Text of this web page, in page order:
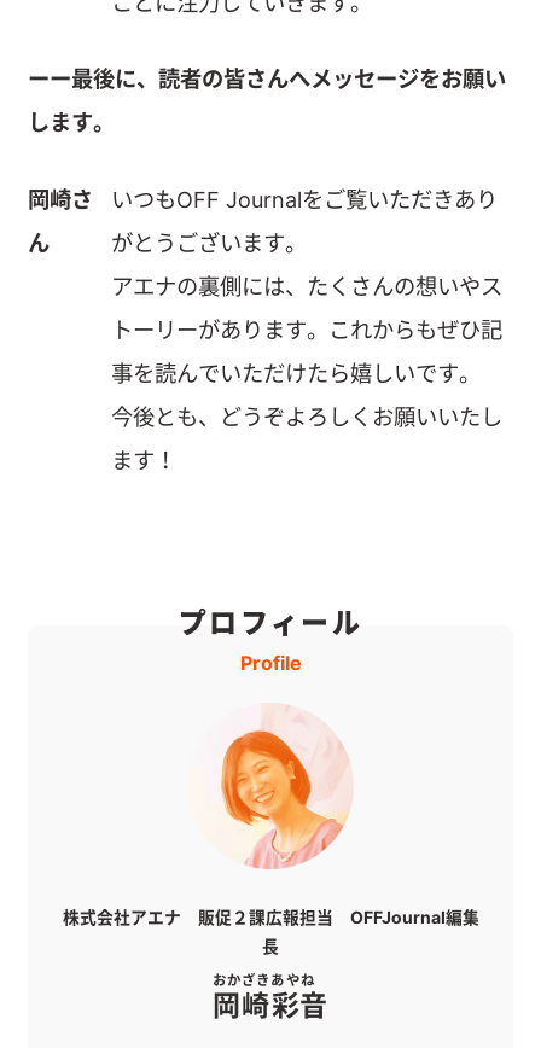
ーー最後に、読者の皆さんへメッセージをお願い
します。
岡崎さ
ん
いつもOFF Journalをご覧いただきあり
がとうございます。
アエナの裏側には、たくさんの想いやス
トーリーがあります。これからもぜひ記
事を読んでいただけたら嬉しいです。
今後とも、どうぞよろしくお願いいたし
ます！
プロフィール
Profile
株式会社アエナ 販促２課広報担当 OFFJournal編集
長
岡崎
おかざき
彩音
あやね